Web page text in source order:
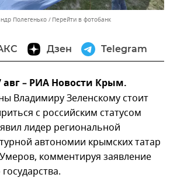
Полегенько Перейти в фотобанк
Дзен Telegram
– РИА Новости Крым.
Владимиру Зеленскому стоит
с российским статусом
лидер региональной
автономии крымских татар
комментируя заявление